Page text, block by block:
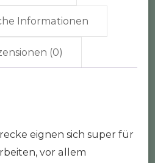
Informationen
(0)
eignen sich super für
vor allem